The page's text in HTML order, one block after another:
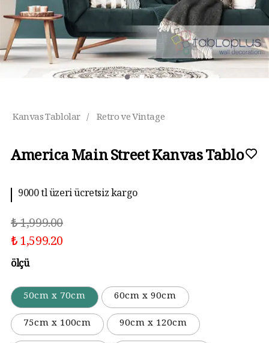
Kanvas Tablolar / Retro ve Vintage
America Main Street Kanvas Tablo
9000 tl üzeri ücretsiz kargo
₺ 1,999.00
₺ 1,599.20
ölçü
50cm x 70cm
60cm x 90cm
75cm x 100cm
90cm x 120cm